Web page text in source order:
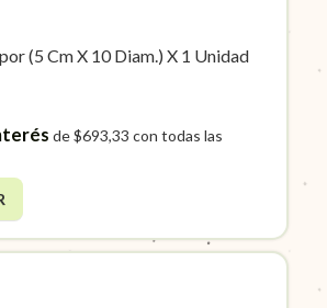
(5 Cm X 10 Diam.) X 1 Unidad
de$693,33 con todas las